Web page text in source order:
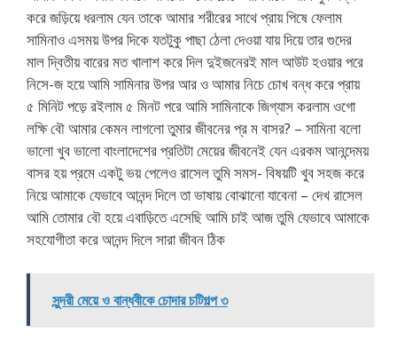
করে জড়িয়ে ধরলাম যেন তাকে আমার শরীরের সাথে প্রায় পিষে ফেলাম
সামিনাও এসময় উপর দিকে যতটুকু পাছা ঠেলা দেওয়া যায় দিয়ে তার গুদের
মাল দ্বিতীয় বারের মত খালাশ করে দিল দুইজনেরই মাল আউট হওয়ার পরে
নিসে-জ হয়ে আমি সামিনার উপর আর ও আমার নিচে চোখ বন্ধ করে প্রায়
৫ মিনিট পড়ে রইলাম ৫ মিনট পরে আমি সামিনাকে জিগ্যাস করলাম ওগো
লক্ষি বৌ আমার কেমন লাগলো তুমার জীবনের প্র ম বাসর? – সামিনা বলো
ভালো খুব ভালো বাংলাদেশের প্রতিটা মেয়ের জীবনেই যেন এরকম আনন্দেময়
বাসর হয় প্রমে একটু ভয় পেলেও রাসেল তুমি সমস- বিষয়টি খুব সহজ করে
নিয়ে আমাকে যেভাবে আনন্দ দিলে তা ভাষায় বোঝানো যাবেনা – দেখ রাসেল
আমি তোমার বৌ হয়ে এবাড়িতে এসেছি আমি চাই আজ তুমি যেভাবে আমাকে
সহযোগীতা করে আনন্দ দিলে সারা জীবন ঠিক
সুন্দরী মেয়ে ও বান্ধবীকে চোদার চটিগল্প ৩